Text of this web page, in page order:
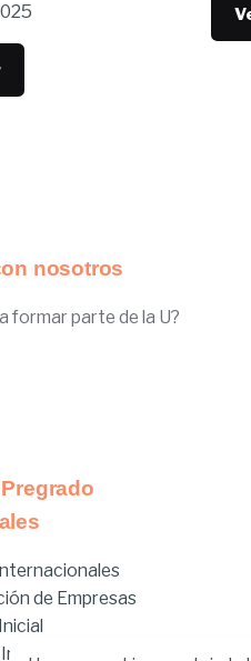
nosotros
formar parte de la U?
de Empresas